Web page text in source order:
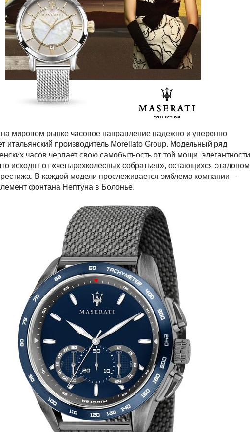
на мировом рынке часовое направление надежно и уверенно
итальянский производитель Morellato Group. Модельный ряд
часов черпает свою самобытность от той мощи, элегантности
исходят от «четырехколесных собратьев», остающихся эталоном
В каждой модели прослеживается эмблема компании –
фонтана Нептуна в Болонье.